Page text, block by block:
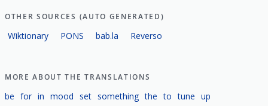
OTHER SOURCES (AUTO GENERATED)
Wiktionary PONS bab.la Reverso
MORE ABOUT THE TRANSLATIONS
be for in mood set something the to tune up